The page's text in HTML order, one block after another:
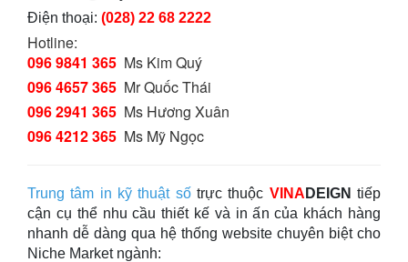
Điện thoại: (028) 22 68 2222
Hotline:
096 9841 365 Ms Kim Quý
096 4657 365 Mr Quốc Thái
096 2941 365 Ms Hương Xuân
096 4212 365 Ms Mỹ Ngọc
Trung tâm in kỹ thuật sốtrực thuộc VINA DEIGN tiếp
cận cụ thể nhu cầu thiết kế và in ấn của khách hàng
nhanh dễ dàng qua hệ thống website chuyên biệt cho
Niche Market ngành: